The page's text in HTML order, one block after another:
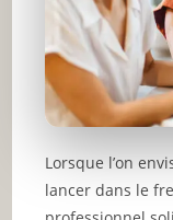
Lorsque l’on
lancer dans le